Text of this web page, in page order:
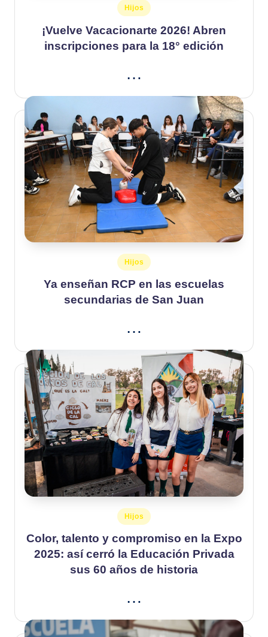
Publicado
en
Hijos
¡Vuelve Vacacionarte 2026! Abren
inscripciones para la 18° edición
…
Publicado
en
Hijos
Ya enseñan RCP en las escuelas
secundarias de San Juan
…
Publicado
en
Hijos
Color, talento y compromiso en la Expo
2025: así cerró la Educación Privada
sus 60 años de historia
…